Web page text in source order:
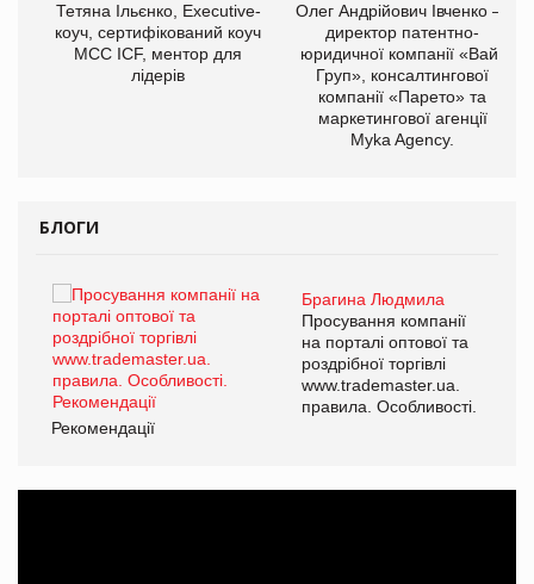
Тетяна Ільєнко, Executive-
коуч, сертифікований коуч
МСС ICF, ментор для
лідерів
Олег Андрійович Івченко —
директор патентно-
юридичної компанії «Вайз
Груп», консалтингової
компанії «Парето» та
маркетингової агенції
Myka Agency.
БЛОГИ
Брагина Людмила
Просування компанії
на порталі оптової та
роздрібної торгівлі
www.trademaster.ua.
правила. Особливості.
Рекомендації